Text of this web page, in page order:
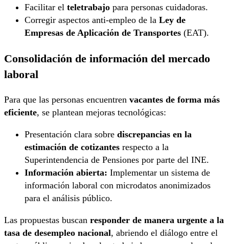
Facilitar el teletrabajo para personas cuidadoras.
Corregir aspectos anti-empleo de la Ley de
Empresas de Aplicación de Transportes (EAT).
Consolidación de información del mercado
laboral
Para que las personas encuentren vacantes de forma más
eficiente, se plantean mejoras tecnológicas:
Presentación clara sobre discrepancias en la
estimación de cotizantes respecto a la
Superintendencia de Pensiones por parte del INE.
Información abierta: Implementar un sistema de
información laboral con microdatos anonimizados
para el análisis público.
Las propuestas buscan responder de manera urgente a la
tasa de desempleo nacional, abriendo el diálogo entre el